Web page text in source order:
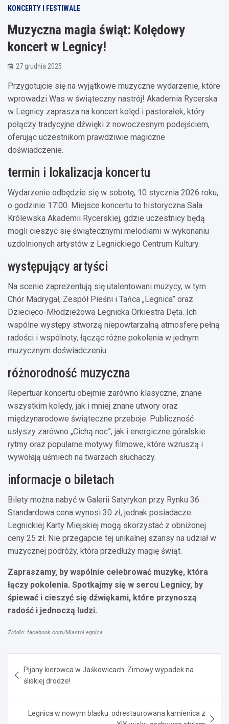
KONCERTY I FESTIWALE
Muzyczna magia świąt: Kolędowy
koncert w Legnicy!
27 grudnia 2025
Przygotujcie się na wyjątkowe muzyczne wydarzenie, które
wprowadzi Was w świąteczny nastrój! Akademia Rycerska
w Legnicy zaprasza na koncert kolęd i pastorałek, który
połączy tradycyjne dźwięki z nowoczesnym podejściem,
oferując uczestnikom prawdziwie magiczne
doświadczenie.
termin i lokalizacja koncertu
Wydarzenie odbędzie się w sobotę, 10 stycznia 2026 roku,
o godzinie 17:00. Miejsce koncertu to historyczna Sala
Królewska Akademii Rycerskiej, gdzie uczestnicy będą
mogli cieszyć się świątecznymi melodiami w wykonaniu
uzdolnionych artystów z Legnickiego Centrum Kultury.
występujący artyści
Na scenie zaprezentują się utalentowani muzycy, w tym
Chór Madrygał, Zespół Pieśni i Tańca „Legnica” oraz
Dziecięco-Młodzieżowa Legnicka Orkiestra Dęta. Ich
wspólne występy stworzą niepowtarzalną atmosferę pełną
radości i wspólnoty, łącząc różne pokolenia w jednym
muzycznym doświadczeniu.
różnorodność muzyczna
Repertuar koncertu obejmie zarówno klasyczne, znane
wszystkim kolędy, jak i mniej znane utwory oraz
międzynarodowe świąteczne przeboje. Publiczność
usłyszy zarówno „Cichą noc”, jak i energiczne góralskie
rytmy oraz popularne motywy filmowe, które wzruszą i
wywołają uśmiech na twarzach słuchaczy.
informacje o biletach
Bilety można nabyć w Galerii Satyrykon przy Rynku 36.
Standardowa cena wynosi 30 zł, jednak posiadacze
Legnickiej Karty Miejskiej mogą skorzystać z obniżonej
ceny 25 zł. Nie przegapcie tej unikalnej szansy na udział w
muzycznej podróży, która przedłuży magię świąt.
Zapraszamy, by wspólnie celebrować muzykę, która
łączy pokolenia. Spotkajmy się w sercu Legnicy, by
śpiewać i cieszyć się dźwiękami, które przynoszą
radość i jednoczą ludzi.
Źródło: facebook.com/MiastoLegnica
wpisuPijany kierowca w Jaśkowicach: Zimowy wypadek na
śliskiej drodze!
Legnica w nowym blasku: odrestaurowana kamienica z